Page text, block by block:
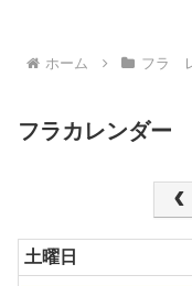
ホーム フラ
フラカレンダー
土曜日